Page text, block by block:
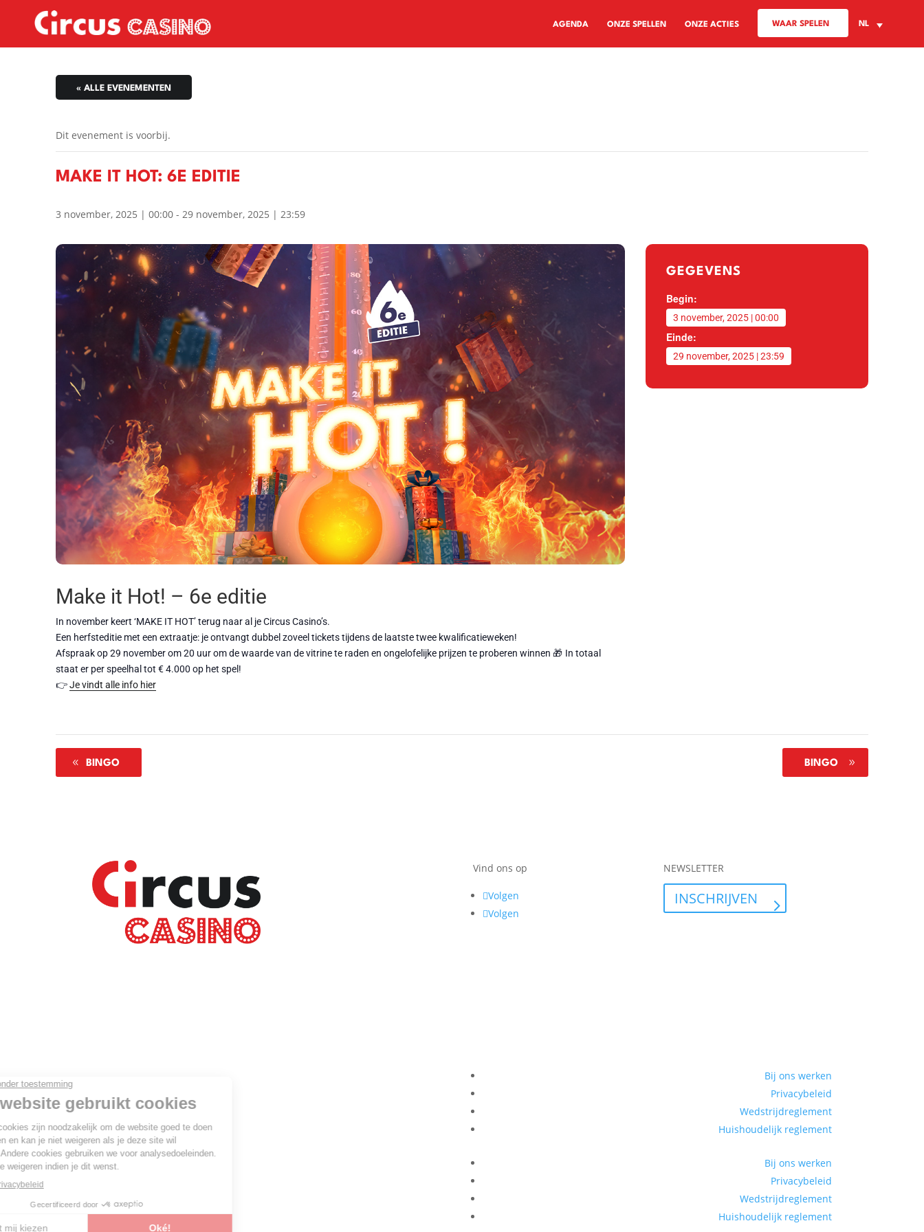
AGENDA ONZE SPELLEN ONZE ACTIES WAAR SPELEN NL
« ALLE EVENEMENTEN
Dit evenement is voorbij.
MAKE IT HOT: 6E EDITIE
3 november, 2025 | 00:00- 29 november, 2025 | 23:59
Make it Hot! – 6e editie
In november keert ‘MAKE IT HOT’ terug naar al je Circus Casino’s.
Een herfsteditie met een extraatje: je ontvangt dubbel zoveel tickets tijdens de laatste twee kwalificatieweken!
Afspraak op 29 november om 20 uur om de waarde van de vitrine te raden en ongelofelijke prijzen te proberen winnen 🎁 In totaal
staat er per speelhal tot € 4.000 op het spel!
👉Je vindt alle info hier
GEGEVENS
Begin:
3 november, 2025 | 00:00
Einde:
29 november, 2025 | 23:59
BINGO BINGO
Vind ons op
Volgen
Volgen
NEWSLETTER
INSCHRIJVEN
Bij ons werken
Privacybeleid
Wedstrijdreglement
Huishoudelijk reglement
Bij ons werken
Privacybeleid
Wedstrijdreglement
Huishoudelijk reglement